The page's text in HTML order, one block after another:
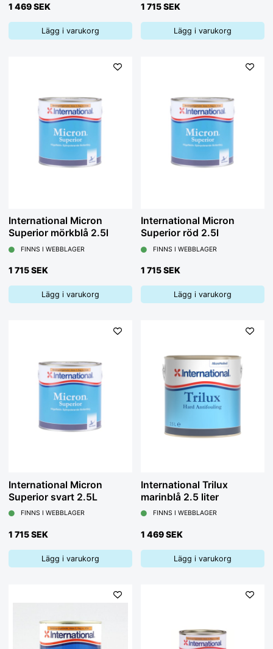
1 469 SEK
Lägg i varukorg
1 715 SEK
Lägg i varukorg
International Micron
Superior mörkblå 2.5l
FINNS I WEBBLAGER
1 715 SEK
Lägg i varukorg
International Micron
Superior röd 2.5l
FINNS I WEBBLAGER
1 715 SEK
Lägg i varukorg
International Micron
Superior svart 2.5L
FINNS I WEBBLAGER
1 715 SEK
Lägg i varukorg
International Trilux
marinblå 2.5 liter
FINNS I WEBBLAGER
1 469 SEK
Lägg i varukorg